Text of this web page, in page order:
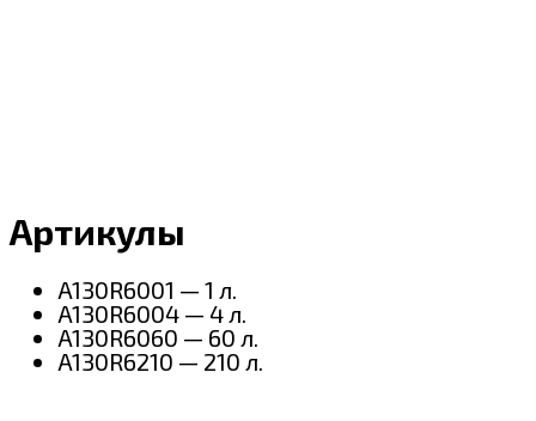
Артикулы
A130R6001 — 1 л.
A130R6004 — 4 л.
A130R6060 — 60 л.
A130R6210 — 210 л.